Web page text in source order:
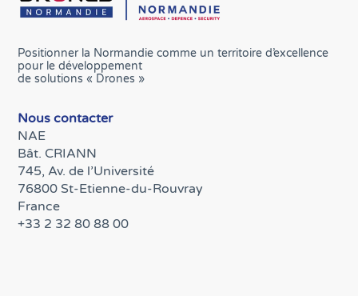
Positionner la Normandie comme un territoire d’excellence
pour le développement
de solutions « Drones »
Nous contacter
NAE
Bât. CRIANN
745, Av. de l’Université
76800 St-Etienne-du-Rouvray
France
+33 2 32 80 88 00